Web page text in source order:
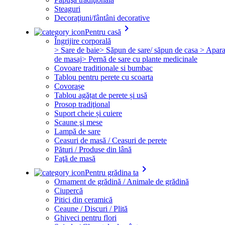
Steaguri
Decoraţiuni/fântâni decorative
Pentru casă keyboard_arrow_right
Îngrijire corporală
> Sare de baie> Săpun de sare/ săpun de casa >
de masaj> Pernă de sare cu plante medicinale
Covoare traditionale si bumbac
Tablou pentru perete cu scoarta
Covorașe
Tablou agățat de perete și usă
Prosop tradiţional
Suport cheie și cuiere
Scaune şi mese
Lampă de sare
Ceasuri de masă / Ceasuri de perete
Pături / Produse din lână
Faţă de masă
Pentru grădina ta keyboard_arrow_right
Ornament de grădină / Animale de grădină
Ciupercă
Pitici din ceramică
Ceaune / Discuri / Plită
Ghiveci pentru flori